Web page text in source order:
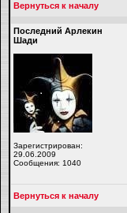
Вернуться к началу
Последний Арлекин
Шади
Зарегистрирован:
29.06.2009
Сообщения: 1040
Вернуться к началу